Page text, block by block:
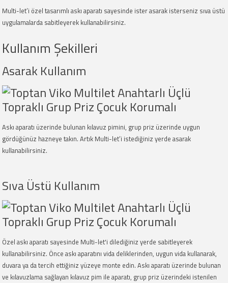
Multi-let’i özel tasarımlı askı aparatı sayesinde ister asarak isterseniz sıva üstü
uygulamalarda sabitleyerek kullanabilirsiniz.
Kullanım Şekilleri
Asarak Kullanım
Askı aparatı üzerinde bulunan kılavuz pimini, grup priz üzerinde uygun
gördüğünüz hazneye takın. Artık Multi-let’i istediğiniz yerde asarak
kullanabilirsiniz.
Sıva Üstü Kullanım
Özel askı aparatı sayesinde Multi-let'i dilediğiniz yerde sabitleyerek
kullanabilirsiniz. Önce askı aparatını vida deliklerinden, uygun vida kullanarak,
duvara ya da tercih ettiğiniz yüzeye monte edin. Askı aparatı üzerinde bulunan
ve kılavuzlama sağlayan kılavuz pim ile aparatı, grup priz üzerindeki istenilen